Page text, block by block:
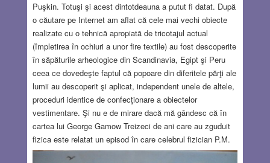
Puşkin. Totuşi şi acest dintotdeauna a putut fi datat. După
o căutare pe Internet am aflat că cele mai vechi obiecte
realizate cu o tehnică apropiată de tricotajul actual
(împletirea în ochiuri a unor fire textile) au fost descoperite
în săpăturile arheologice din Scandinavia, Egipt şi Peru
ceea ce dovedeşte faptul că popoare din diferitele părţi ale
lumii au descoperit şi aplicat, independent unele de altele,
proceduri identice de confecţionare a obiectelor
vestimentare. Şi nu e de mirare dacă mă gândesc că în
cartea lui George Gamow Treizeci de ani care au zguduit
fizica este relatat un episod în care celebrul fizician P.M.
Dirac, vizitându-şi prietenul – un alt mare fizician, Piotr